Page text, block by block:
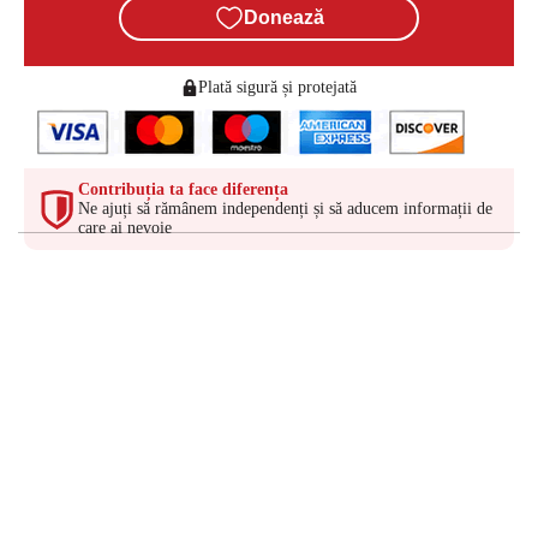
Donează
Plată sigură și protejată
Contribuția ta face diferența
Ne ajuți să rămânem independenți și să aducem informații de
care ai nevoie